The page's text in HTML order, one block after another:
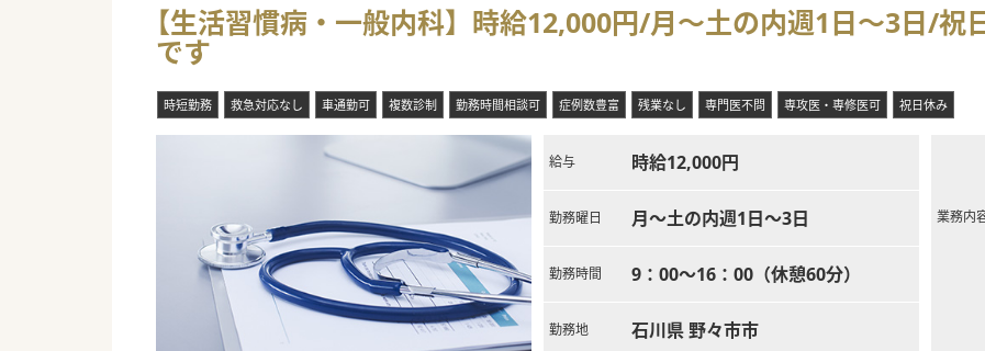
【生活習慣病・一般内科】時給12,000円/月～土の内週1日～3日/
です
時短勤務 救急対応なし 車通勤可 複数診制 勤務時間相談可 症例数豊富 残業なし 専門医不問 専攻医・専修医可 祝日休み
給与 時給12,000円
勤務曜日 月～土の内週1日～3日
勤務時間 9：00～16：00（休憩60分）
勤務地 石川県 野々市市
業務内